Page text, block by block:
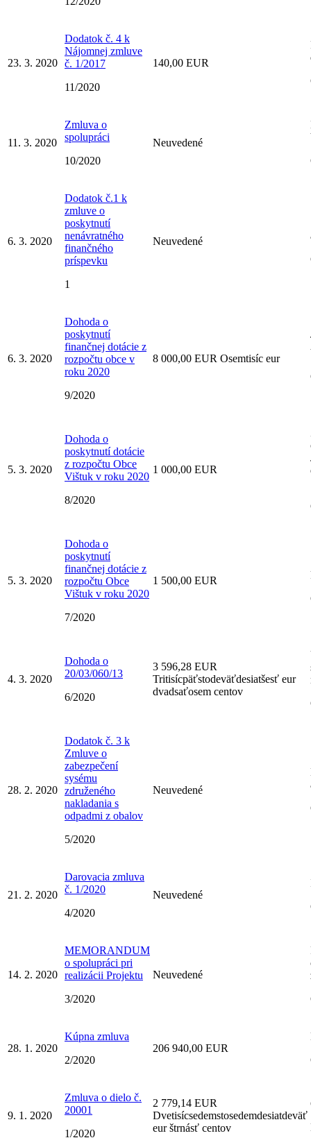
23. 3. 2020
Dodatok č. 4 k
Nájomnej zmluve
č. 1/2017
11/2020
140,00 EUR
11. 3. 2020
Zmluva o
spolupráci
10/2020
Neuvedené
6. 3. 2020
Dodatok č.1 k
zmluve o
poskytnutí
nenávratného
finančného
príspevku
1
Neuvedené
6. 3. 2020
Dohoda o
poskytnutí
finančnej dotácie z
rozpočtu obce v
roku 2020
9/2020
8 000,00 EUR Osemtisíc eur
5. 3. 2020
Dohoda o
poskytnutí dotácie
z rozpočtu Obce
Vištuk v roku 2020
8/2020
1 000,00 EUR
5. 3. 2020
Dohoda o
poskytnutí
finančnej dotácie z
rozpočtu Obce
Vištuk v roku 2020
7/2020
1 500,00 EUR
4. 3. 2020
Dohoda o
20/03/060/13
6/2020
3 596,28 EUR
Tritisícpäťstodeväťdesiatšesť eur
dvadsaťosem centov
28. 2. 2020
Dodatok č. 3 k
Zmluve o
zabezpečení
sysému
združeného
nakladania s
odpadmi z obalov
5/2020
Neuvedené
21. 2. 2020
Darovacia zmluva
č. 1/2020
4/2020
Neuvedené
14. 2. 2020
MEMORANDUM
o spolupráci pri
realizácii Projektu
3/2020
Neuvedené
28. 1. 2020
Kúpna zmluva
2/2020
206 940,00 EUR
9. 1. 2020
Zmluva o dielo č.
20001
1/2020
2 779,14 EUR
Dvetisícsedemstosedemdesiatdeväť
eur štrnásť centov